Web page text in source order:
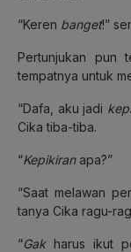
“Keren banget!”
Pertunjukan pun
tempatnya untuk
“Dafa, aku jadi
Cika tiba-tiba.
“Kepikiranapa?”
“Saat melawan
tanya Cika ragu-
“Gakharus ikut